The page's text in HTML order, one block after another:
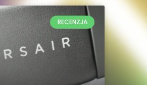
RECENZJA